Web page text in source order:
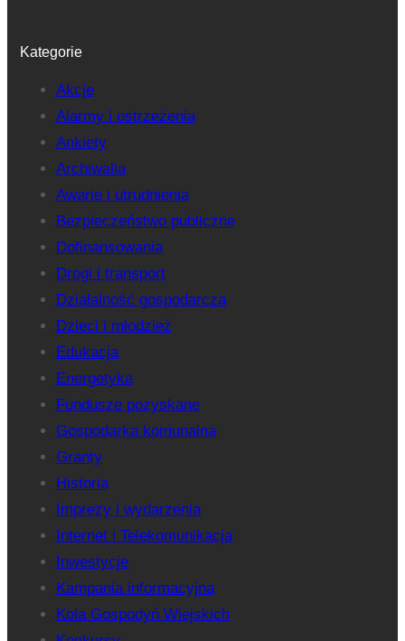
Kategorie
Akcje
Alarmy i ostrzeżenia
Ankiety
Archiwalia
Awarie i utrudnienia
Bezpieczeństwo publiczne
Dofinansowania
Drogi i transport
Działalność gospodarcza
Dzieci i młodzież
Edukacja
Energetyka
Fundusze pozyskane
Gospodarka komunalna
Granty
Historia
Imprezy i wydarzenia
Internet i Telekomunikacja
Inwestycje
Kampania informacyjna
Koła Gospodyń Wiejskich